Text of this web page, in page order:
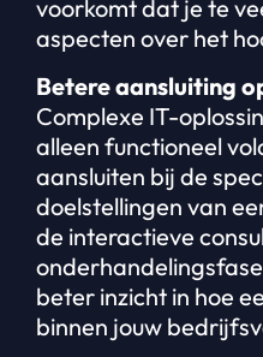
voorkomt dat je te
aspecten over het
Betere aansluiting
Complexe IT-
alleen functioneel
aansluiten bij de
doelstellingen van
de interactieve
onderhandelingsfase
beter inzicht in hoe
binnen jouw